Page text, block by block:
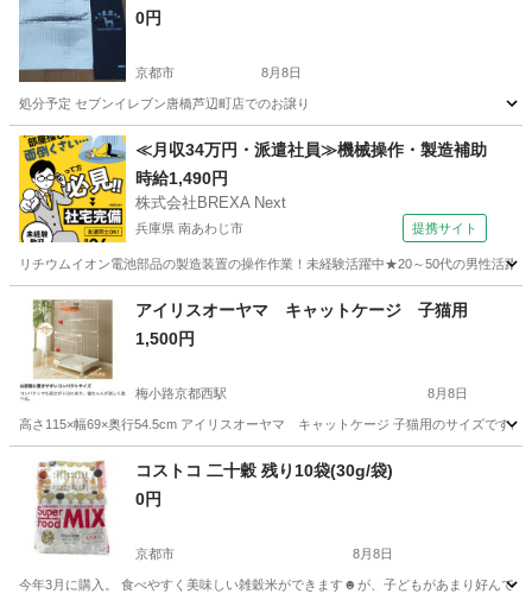
0円
京都市 8月8日
処分予定 セブンイレブン唐橋芦辺町店でのお譲り
京都 京都市 その他 セブンイレブン
≪月収34万円・派遣社員≫機械操作・製造補助
時給1,490円
株式会社BREXA Next
兵庫県 南あわじ市 提携サイト
リチウムイオン電池部品の製造装置の操作作業！未経験活躍中★20～50代の男性活
兵庫 南あわじ市 その他
アイリスオーヤマ キャットケージ 子猫用
1,500円
梅小路京都西駅 8月8日
高さ115×幅69×奥行54.5cm アイリスオーヤマ キャットケージ 子猫用のサイズです
京都 京都市 梅小路京都西駅 その他
コストコ 二十穀 残り10袋(30g/袋)
0円
京都市 8月8日
今年3月に購入。 食べやすく美味しい雑穀米ができます☻が、子どもがあまり好んで